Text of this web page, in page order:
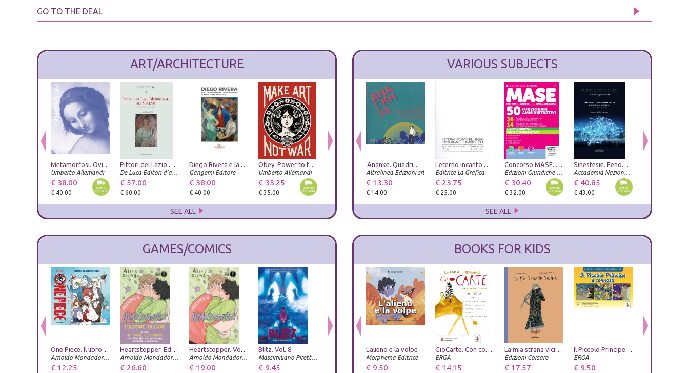
GO TO THE DEAL
ART/ARCHITECTURE
Metamorfosi. Ovidio e le arti. Catalogo della mostra (Roma, 23 giugno-20 settembre 2026). Ediz. illustrata
Umberto Allemandi
€ 38.00
€ 40.00
Pittori del Lazio meridionale nel Seicento. Orazio Zecca e gli altri
De Luca Editori d'arte
€ 57.00
€ 60.00
Diego Rivera e la costruzione dell'arte moderna in Messico nel XX secolo
Gangemi Editore
€ 38.00
€ 40.00
Obey. Power to the peaceful. Ediz. italiana
Umberto Allemandi
€ 33.25
€ 35.00
Helter Skelter. Arthur Jafa and Richard Prince
Progetto Prada Arte
Museo Archeologico Nazionale di Napoli. Domus. Gli arredi di Pompei
Istituto dell'Enciclopedia Italiana
Bellezza e Bruttezza. Ideale reale caricaturale nel rinascimento
Umberto Allemandi
Gino Severini. Modernità come dialogo
Dario Cimorelli Editore
€ 28.50
€ 30.00
SEE ALL
VARIOUS SUBJECTS
'Ananke. Quadrimestrale di cultura, storia e tecniche della conservazione per il progetto (2022). Vol. 98: Women who build/costruttrici. Inediti di Architettura: Politecnici milanesi nell'Argentina del secondo dopoguerra. Patrimonio culturale immateriale
Altralinea Edizioni srl
€ 13.30
€ 14.00
L'eterno incanto del segno. Lino Bianchi Barriviera, omaggio al maestro nel 120° anniversario dallla nascita. Quaderni di Incisione Contemporanea n 31
Editrice La Grafica
€ 23.75
€ 25.00
Concorso MASE. 50 posti. 36 funzionari amministrativi con competenze giuridiche. 14 funzionari amministrativi con competenze economico-contabili. La prova preselettiva. Quiz commentati. Con espansioni online. Con software per la simulazione della prova. C
Edizioni Giuridiche Simone
€ 30.40
€ 32.00
Sinestesie. Fenomeno percettivo e/o artificio retorico? (Roma, 27-28 maggio 2025)
Accademia Nazionale dei Lincei
€ 40.85
€ 43.00
SEE ALL
GAMES/COMICS
One Piece. Il libro da colorare ufficiale. Ediz. illustrata
Arnoldo Mondadori Editore
€ 12.25
Heartstopper. Ediz. deluxe. Con Carte. Vol. 6
Arnoldo Mondadori Editore
€ 26.60
Heartstopper. Vol. 6
Arnoldo Mondadori Editore
€ 19.00
Blitz. Vol. 8
Massimiliano Piretti Editore
€ 9.45
Humanity elect
Prospettiva Editrice
Tex. La letteratura più veloce del West
Luni Editrice
Ustica. Vergogna di Stato
Edizioni Ex Libris
Leggende napoletane. Vol. 3
Phoenix Publishing
BOOKS FOR KIDS
L'alieno e la volpe
Morphema Editrice
€ 9.50
GioCarte. Con contenuti ed esercizi multimediali
ERGA
€ 14.15
La mia strana vicina. Ediz. a colori
Edizioni Corsare
€ 17.57
Il Piccolo Principe è tornato. Ediz. a colori
ERGA
€ 9.50